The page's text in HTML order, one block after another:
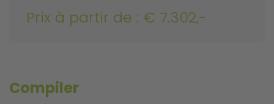
Prix à partir de : € 7.302,-
Compiler